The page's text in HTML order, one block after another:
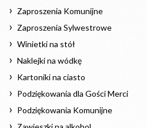
Zaproszenia Komunijne
Zaproszenia Sylwestrowe
Winietki na stół
Naklejki na wódkę
Kartoniki na ciasto
Podziękowania dla Gości Merci
Podziękowania Komunijne